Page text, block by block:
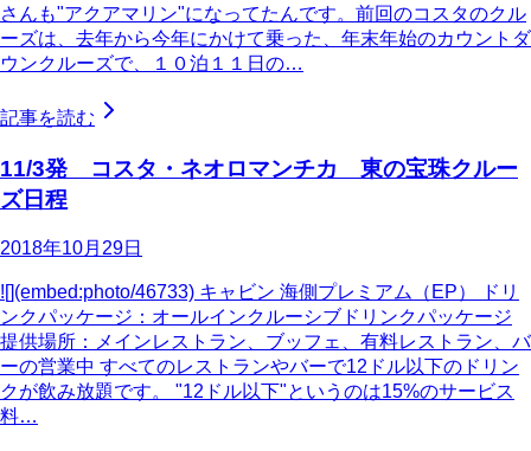
さんも"アクアマリン"になってたんです。前回のコスタのクル
ーズは、去年から今年にかけて乗った、年末年始のカウントダ
ウンクルーズで、１０泊１１日の…
記事を読む
11/3発 コスタ・ネオロマンチカ 東の宝珠クルー
ズ日程
2018年10月29日
![](embed:photo/46733) キャビン 海側プレミアム（EP） ドリ
ンクパッケージ：オールインクルーシブドリンクパッケージ
提供場所：メインレストラン、ブッフェ、有料レストラン、バ
ーの営業中 すべてのレストランやバーで12ドル以下のドリン
クが飲み放題です。 "12ドル以下"というのは15%のサービス
料…